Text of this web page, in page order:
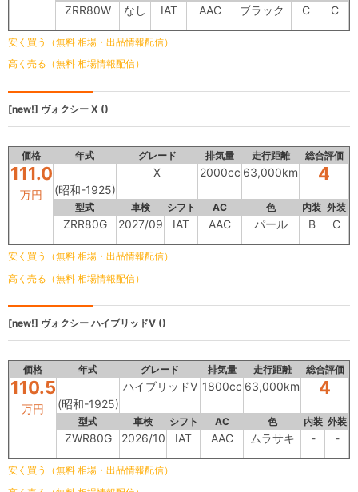
ZRR80W なし IAT AAC ブラック C C
安く買う（無料 相場・出品情報配信）
高く売る（無料 相場情報配信）
[new!] ヴォクシー X ()
価格 年式 グレード 排気量 走行距離 総合評価
111.0
万円 (昭和-1925)
X 2000cc 63,000km 4
型式 車検 シフト AC 色 内装 外装
ZRR80G 2027/09 IAT AAC パール B C
安く買う（無料 相場・出品情報配信）
高く売る（無料 相場情報配信）
[new!] ヴォクシー ハイブリッドV ()
価格 年式 グレード 排気量 走行距離 総合評価
110.5
万円 (昭和-1925)
ハイブリッドV 1800cc 63,000km 4
型式 車検 シフト AC 色 内装 外装
ZWR80G 2026/10 IAT AAC ムラサキ - -
安く買う（無料 相場・出品情報配信）